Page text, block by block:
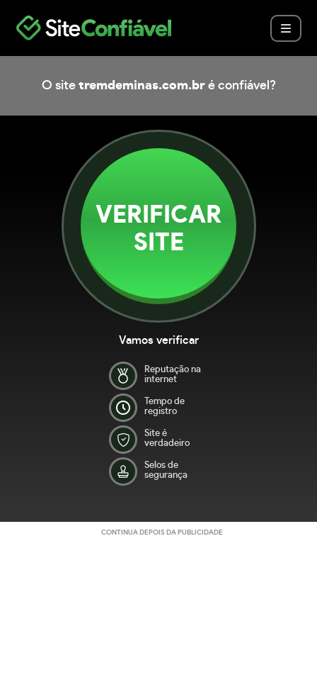
O site tremdeminas.com.bré confiável?
VERIFICAR
SITE
Vamos verificar
Reputação na
internet
Tempo de
registro
Site é
verdadeiro
Selos de
segurança
CONTINUA DEPOIS DA PUBLICIDADE